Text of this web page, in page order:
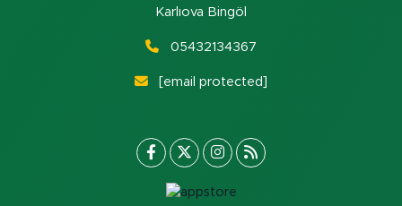
Karlıova Bingöl
05432134367
[email protected]